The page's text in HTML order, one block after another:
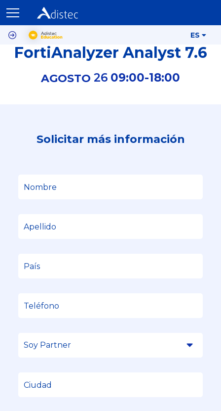
ES
FortiAnalyzer Analyst 7.6
AGOSTO 26 09:00-18:00
Solicitar más información